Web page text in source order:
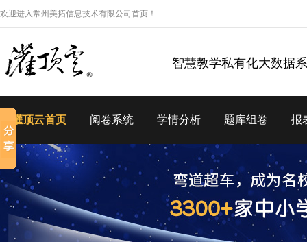
欢迎进入常州美拓信息技术有限公司首页！
智慧教学私有化大数据
灌顶云首页 阅卷系统 学情分析 题库组卷 报